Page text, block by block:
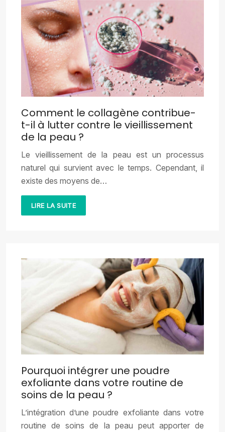
Comment le collagène contribue-
t-il à lutter contre le vieillissement
de la peau ?
Le vieillissement de la peau est un processus
naturel qui survient avec le temps. Cependant, il
existe des moyens de…
LIRE LA SUITE
Pourquoi intégrer une poudre
exfoliante dans votre routine de
soins de la peau ?
L’intégration d’une poudre exfoliante dans votre
routine de soins de la peau peut apporter de